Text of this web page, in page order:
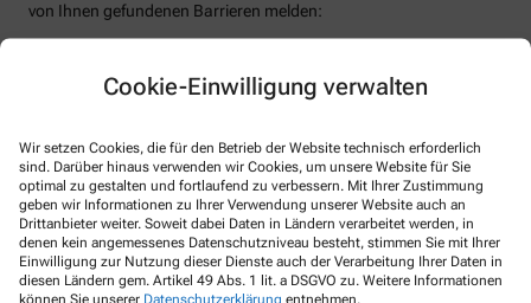
Cookie-Einwilligung verwalten
Wir setzen Cookies, die für den Betrieb der Website technisch erforderlich
sind. Darüber hinaus verwenden wir Cookies, um unsere Website für Sie
optimal zu gestalten und fortlaufend zu verbessern. Mit Ihrer Zustimmung
geben wir Informationen zu Ihrer Verwendung unserer Website auch an
Drittanbieter weiter. Soweit dabei Daten in Ländern verarbeitet werden, in
denen kein angemessenes Datenschutzniveau besteht, stimmen Sie mit Ihrer
Einwilligung zur Nutzung dieser Dienste auch der Verarbeitung Ihrer Daten in
diesen Ländern gem. Artikel 49 Abs. 1 lit. a DSGVO zu. Weitere Informationen
können Sie unserer Datenschutzerklärung entnehmen.
von Ihnen gefundenen Barrieren melden:
Telefon: +49-39443694660
Postanschrift: Lerchenbreite 5B 38889 Blankenburg (Harz)
Durchsetzungsverfahren und
Marktüberwachungsbehörde
Sollten Sie auf Mitteilungen oder Anfragen zur Barrierefreiheit
keine zufriedenstellenden Antworten erhalten, können Sie sich an